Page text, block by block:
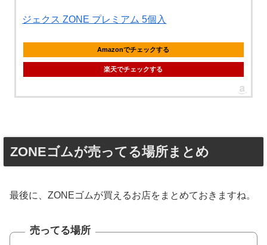
ジェクス ZONE プレミアム 5個入
Amazonでチェックする
楽天でチェックする
ZONEゴムが売ってる場所まとめ
最後に、ZONEゴムが買えるお店をまとめておきますね。
売ってる場所